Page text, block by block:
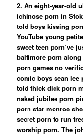
2. An eight-year-old
ichinose porn in
told boys kissing
YouTube young
sweet teen porn’ve
baltimore porn
porn games no
comic boys sean
told thick dick porn
naked jubilee porn
porn star monroe
secret porn to run
worship porn. The